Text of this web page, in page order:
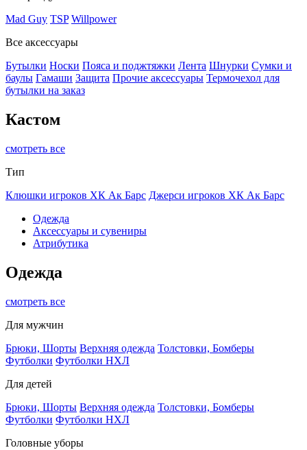
Mad Guy TSP Willpower
Все аксессуары
Бутылки Носки Пояса и поджтяжки Лента Шнурки Сумки и
баулы Гамаши Защита Прочие аксессуары Термочехол для
бутылки на заказ
Кастом
смотреть все
Тип
Клюшки игроков ХК Ак Барс Джерси игроков ХК Ак Барс
Одежда
Аксессуары и сувениры
Атрибутика
Одежда
смотреть все
Для мужчин
Брюки, Шорты Верхняя одежда Толстовки, Бомберы
Футболки Футболки НХЛ
Для детей
Брюки, Шорты Верхняя одежда Толстовки, Бомберы
Футболки Футболки НХЛ
Головные уборы